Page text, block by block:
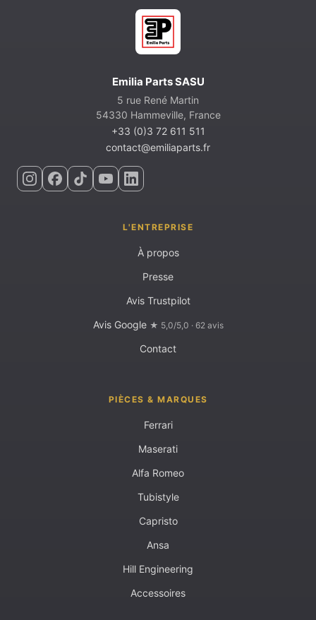
Emilia Parts SASU
5 rue René Martin
54330 Hammeville, France
+33 (0)3 72 611 511
contact@emiliaparts.fr
L'ENTREPRISE
À propos
Presse
Avis Trustpilot
Avis Google ★ 5,0/5,0 · 62 avis
Contact
PIÈCES & MARQUES
Ferrari
Maserati
Alfa Romeo
Tubistyle
Capristo
Ansa
Hill Engineering
Accessoires